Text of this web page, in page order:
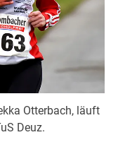
Otterbach, läuft
Deuz.